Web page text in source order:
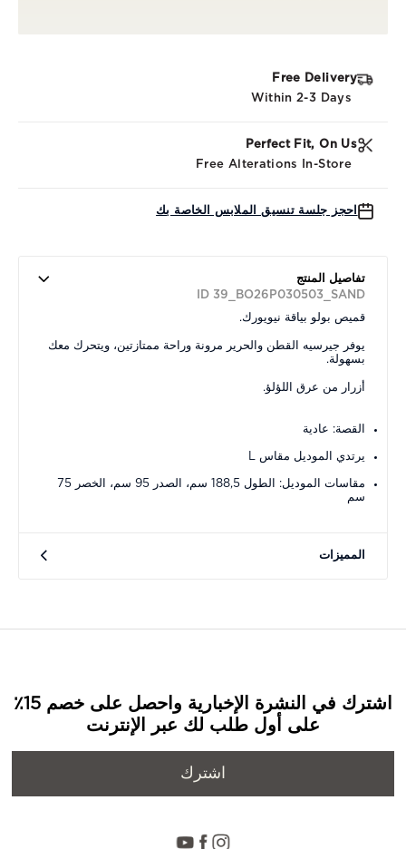
Free Delivery
Within 2-3 Days
Perfect Fit, On Us
Free Alterations In-Store
احجز جلسة تنسيق الملابس الخاصة بك
تفاصيل المنتج
ID 39_BO26P030503_SAND
قميص بولو بياقة نيويورك.
يوفر جيرسيه القطن والحرير مرونة وراحة ممتازتين، ويتحرك معك
بسهولة.
أزرار من عرق اللؤلؤ.
القصة: عادية
يرتدي الموديل مقاس L
مقاسات الموديل: الطول 188,5 سم، الصدر 95 سم، الخصر 75
سم
المميزات
اشترك في النشرة الإخبارية واحصل على خصم 15٪
على أول طلب لك عبر الإنترنت
اشترك